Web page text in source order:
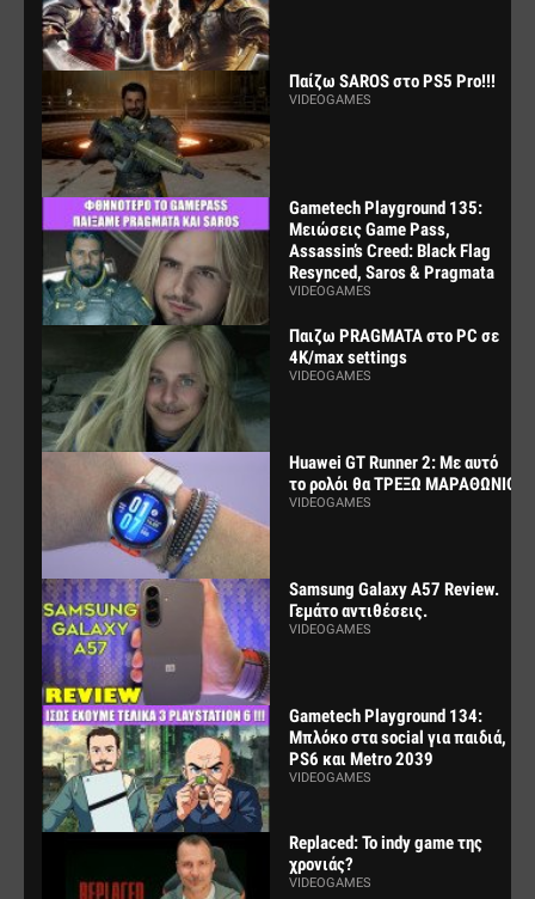
Παίζω SAROS στο PS5 Pro!!!
VIDEOGAMES
Gametech Playground 135:
Μειώσεις Game Pass,
Assassin’s Creed: Black Flag
Resynced, Saros & Pragmata
VIDEOGAMES
Παιζω PRAGMATA στο PC σε
4K/max settings
VIDEOGAMES
Huawei GT Runner 2: Με αυτό
το ρολόι θα ΤΡΕΞΩ ΜΑΡΑΘΩΝΙΟ
VIDEOGAMES
Samsung Galaxy A57 Review.
Γεμάτο αντιθέσεις.
VIDEOGAMES
Gametech Playground 134:
Μπλόκο στα social για παιδιά,
PS6 και Metro 2039
VIDEOGAMES
Replaced: Το indy game της
χρονιάς?
VIDEOGAMES